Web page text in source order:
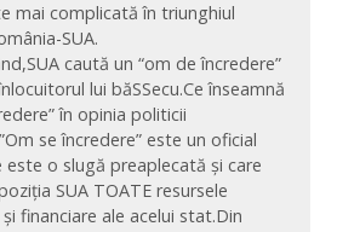
mai complicată în triunghiul
SUA.
caută un “om de încredere”
lui băSSecu.Ce înseamnă
în opinia politicii
se încredere” este un oficial
este o slugă preaplecată și care
SUA TOATE resursele
financiare ale acelui stat.Din